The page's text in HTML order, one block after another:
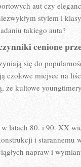
aut ‌czy
stylem ‍i
takiego auta?
cenione
się do
czołowe ⁤miejsce na⁢
że⁢ kultowe​
⁢latach 80. i 90. XX
i starannemu
napraw i